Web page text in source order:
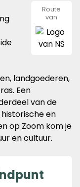
Route
van
landgoederen,
Een
van de
en
op Zoom kom je
en cultuur.